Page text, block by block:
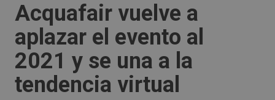
Acquafair vuelve a
aplazar el evento al
2021 y se una a la
tendencia virtual